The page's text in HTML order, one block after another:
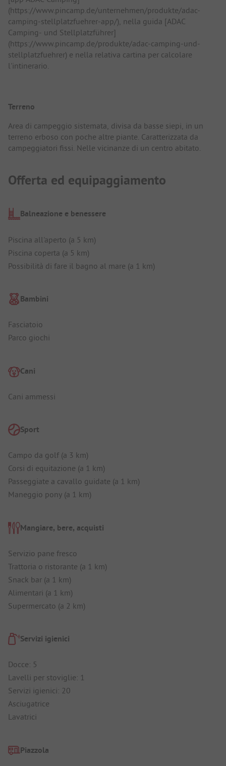
(https://www.pincamp.de/unternehmen/produkte/adac-
camping-stellplatzfuehrer-app/), nella guida [ADAC
Camping- und Stellplatzführer]
(https://www.pincamp.de/produkte/adac-camping-und-
stellplatzfuehrer) e nella relativa cartina per calcolare
l'intinerario.
Terreno
Area di campeggio sistemata, divisa da basse siepi, in un
terreno erboso con poche altre piante. Caratterizzata da
campeggiatori fissi. Nelle vicinanze di un centro abitato.
Offerta ed equipaggiamento
Balneazione e benessere
Piscina all'aperto (a 5 km)
Piscina coperta (a 5 km)
Possibilità di fare il bagno al mare (a 1 km)
Bambini
Fasciatoio
Parco giochi
Cani
Cani ammessi
Sport
Campo da golf (a 3 km)
Corsi di equitazione (a 1 km)
Passeggiate a cavallo guidate (a 1 km)
Maneggio pony (a 1 km)
Mangiare, bere, acquisti
Servizio pane fresco
Trattoria o ristorante (a 1 km)
Snack bar (a 1 km)
Alimentari (a 1 km)
Supermercato (a 2 km)
Servizi igienici
Docce: 5
Lavelli per stoviglie: 1
Servizi igienici: 20
Asciugatrice
Lavatrici
Piazzola